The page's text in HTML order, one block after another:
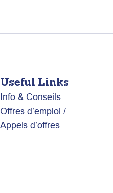
Useful Links
Info & Conseils
Offres d’emploi /
Appels d’offres